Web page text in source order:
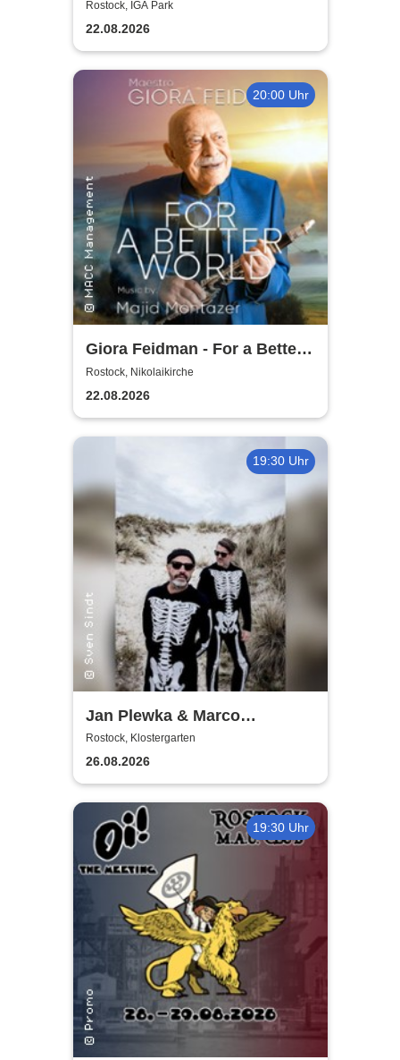
2026
Rostock, IGA Park
22.08.2026
20:00 Uhr
Giora Feidman - For a Better
World
Rostock, Nikolaikirche
22.08.2026
19:30 Uhr
Jan Plewka & Marco
Schmedtje - Between the
Lights
Rostock, Klostergarten
26.08.2026
19:30 Uhr